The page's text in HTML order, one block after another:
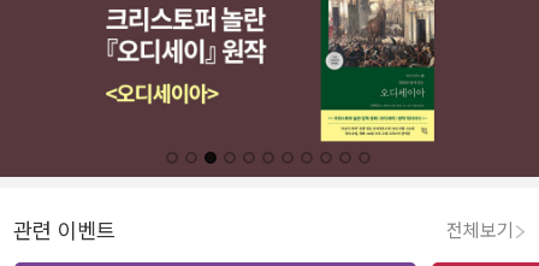
관련 이벤트 전체보기